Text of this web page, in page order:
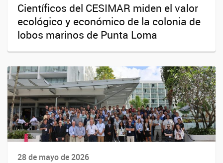
Científicos del CESIMAR miden el valor
ecológico y económico de la colonia de
lobos marinos de Punta Loma
28 de mayo de 2026